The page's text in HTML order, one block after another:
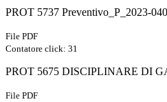
PROT 5737 Preventivo_P_2023-
File PDF
Contatore click: 31
PROT 5675 DISCIPLINARE DI
File PDF